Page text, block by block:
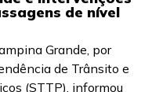
de nível
Grande, por
de Trânsito e
(STTP), informou